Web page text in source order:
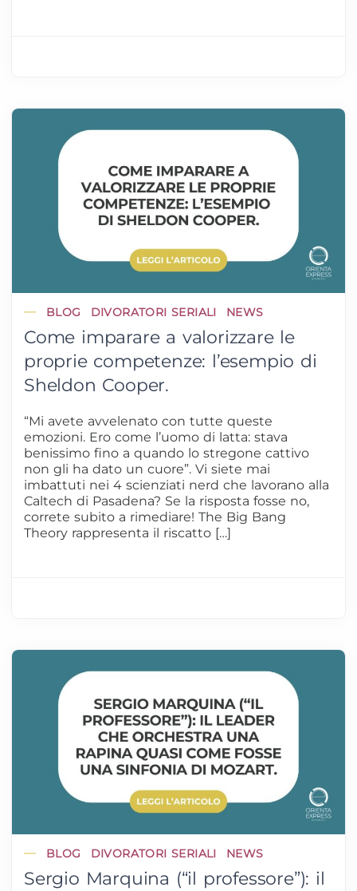
BLOG DIVORATORI SERIALI NEWS
Come imparare a valorizzare le
proprie competenze: l’esempio di
Sheldon Cooper.
“Mi avete avvelenato con tutte queste
emozioni. Ero come l’uomo di latta: stava
benissimo fino a quando lo stregone cattivo
non gli ha dato un cuore”. Vi siete mai
imbattuti nei 4 scienziati nerd che lavorano alla
Caltech di Pasadena? Se la risposta fosse no,
correte subito a rimediare! The Big Bang
Theory rappresenta il riscatto […]
BLOG DIVORATORI SERIALI NEWS
Sergio Marquina (“il professore”): il